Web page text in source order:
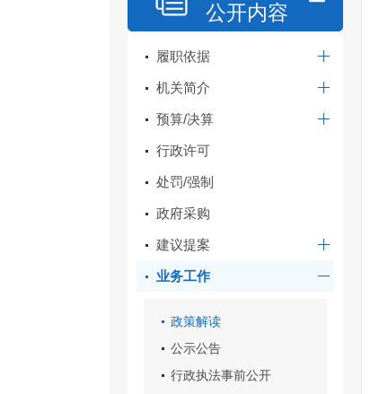
公开内容
履职依据
机关简介
预算/决算
行政许可
处罚/强制
政府采购
建议提案
业务工作
政策解读
公示公告
行政执法事前公开